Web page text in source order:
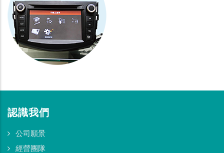
認識我們
公司願景
經營團隊